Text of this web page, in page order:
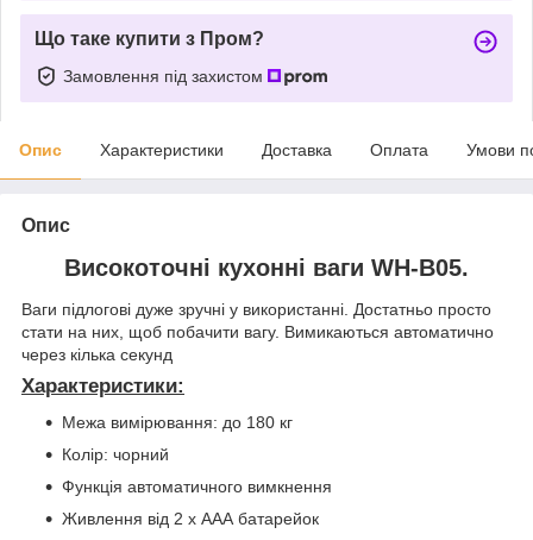
Що таке купити з Пром?
Замовлення під захистом
Опис Характеристики Доставка Оплата Умови
Опис
Високоточні кухонні ваги WH-B05.
Ваги підлогові дуже зручні у використанні. Достатньо просто
стати на них, щоб побачити вагу. Вимикаються автоматично
через кілька секунд
Характеристики:
Межа вимірювання: до 180 кг
Колір: чорний
Функція автоматичного вимкнення
Живлення від 2 х AAА батарейок